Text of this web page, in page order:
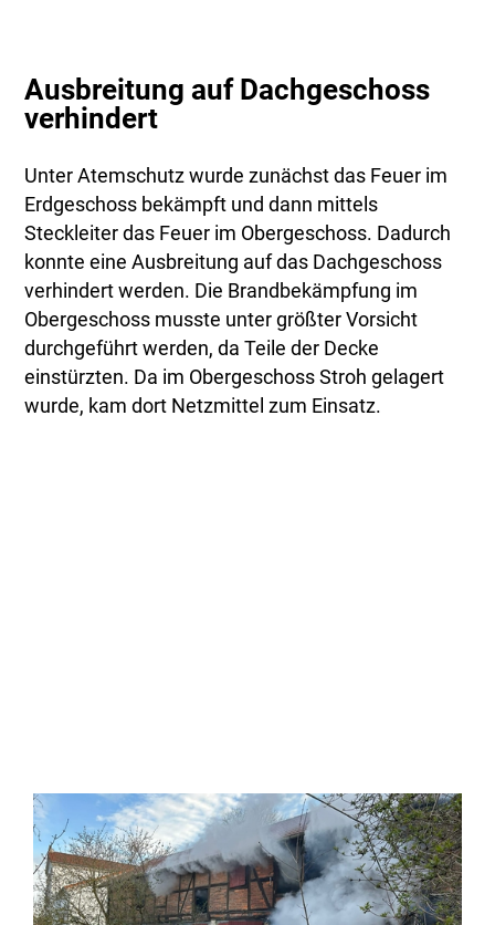
Ausbreitung auf Dachgeschoss
verhindert
Unter Atemschutz wurde zunächst das Feuer im
Erdgeschoss bekämpft und dann mittels
Steckleiter das Feuer im Obergeschoss. Dadurch
konnte eine Ausbreitung auf das Dachgeschoss
verhindert werden. Die Brandbekämpfung im
Obergeschoss musste unter größter Vorsicht
durchgeführt werden, da Teile der Decke
einstürzten. Da im Obergeschoss Stroh gelagert
wurde, kam dort Netzmittel zum Einsatz.